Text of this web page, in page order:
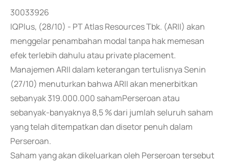
30033926
IQPlus, (28/10) - PT Atlas Resources Tbk. (ARII) akan
menggelar penambahan modal tanpa hak memesan
efek terlebih dahulu atau private placement.
Manajemen ARII dalam keterangan tertulisnya Senin
(27/10) menuturkan bahwa ARII akan menerbitkan
sebanyak 319.000.000 sahamPerseroan atau
sebanyak-banyaknya 8,5 % dari jumlah seluruh saham
yang telah ditempatkan dan disetor penuh dalam
Perseroan.
Saham yang akan dikeluarkan oleh Perseroan tersebut